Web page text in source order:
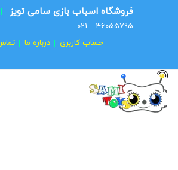
فروشگاه اسباب بازی سامی تویز |
46055795 – 021
حساب کاربری
درباره ما